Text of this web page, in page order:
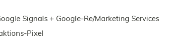
Signals + Google-Re/Marketing Services
Pixel